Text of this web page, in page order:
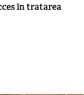
în tratarea